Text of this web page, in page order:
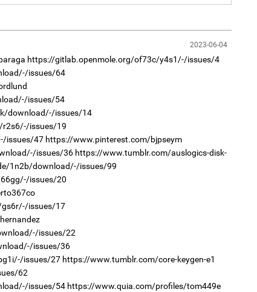
2023-06-04
https://gitlab.openmole.org/of73c/y4s1/-/issues/4
issues/64
issues/54
download/-/issues/14
r2s6/-/issues/19
issues/47 https://www.pinterest.com/bjpseym
issues/36 https://www.tumblr.com/auslogics-disk-
1n2b/download/-/issues/99
issues/20
issues/17
issues/22
issues/36
issues/27 https://www.tumblr.com/core-keygen-e1
62
issues/54 https://www.quia.com/profiles/tom449e